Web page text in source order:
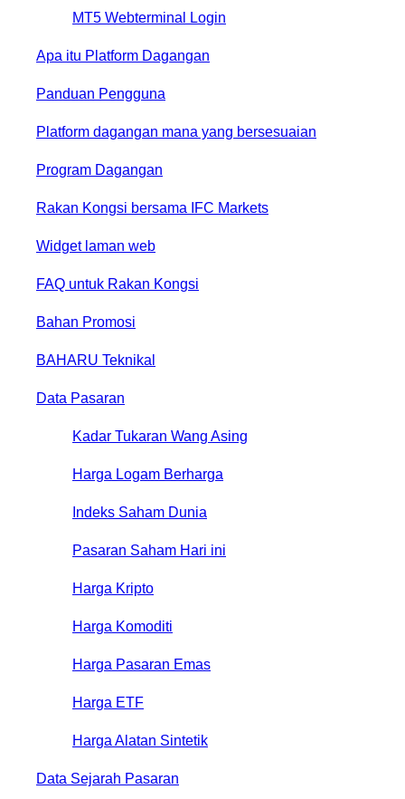
MT5 Webterminal Login
Apa itu Platform Dagangan
Panduan Pengguna
Platform dagangan mana yang bersesuaian
Program Dagangan
Rakan Kongsi bersama IFC Markets
Widget laman web
FAQ untuk Rakan Kongsi
Bahan Promosi
BAHARU Teknikal
Data Pasaran
Kadar Tukaran Wang Asing
Harga Logam Berharga
Indeks Saham Dunia
Pasaran Saham Hari ini
Harga Kripto
Harga Komoditi
Harga Pasaran Emas
Harga ETF
Harga Alatan Sintetik
Data Sejarah Pasaran